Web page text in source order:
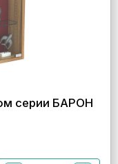
серии БАРОН